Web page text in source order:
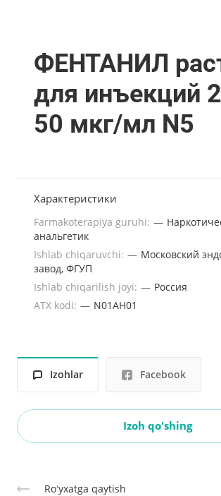
ФЕНТАНИЛ
для инъекций
50 мкг/мл N5
Характеристики
Farmakoterapiya guruhi: —
анальгетик
Ishlab chiqaruvchi: — Московский
завод, ФГУП
Ishlab chiqarilish joyi: — Россия
ATX kodi: — N01AH01
Izohlar Facebook
Izoh qo'shing
Roʻyxatga qaytish